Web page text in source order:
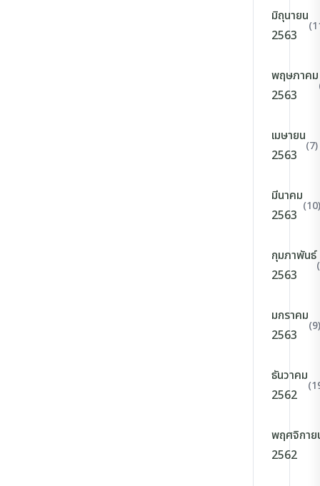
มิถุนายน
2563
พฤษภาคม
2563
เมษายน
2563
(7)
มีนาคม
2563
(10)
กุมภาพันธ์
2563
มกราคม
2563
(9)
ธันวาคม
2562
พฤศจิกาย
2562